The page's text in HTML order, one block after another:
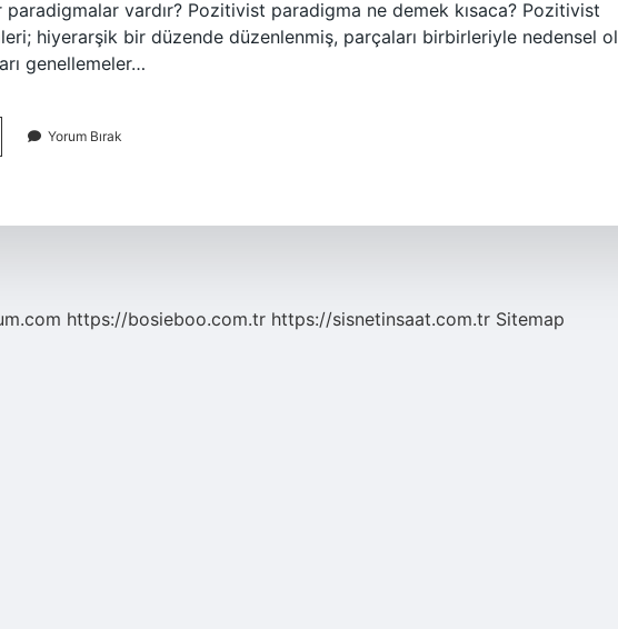
vardır? Pozitivist paradigma ne demek kısaca? Pozitivist
hiyerarşik bir düzende düzenlenmiş, parçaları birbirleriyle nedensel
genellemeler…
Yorum Bırak
https://bosieboo.com.tr https://sisnetinsaat.com.tr Sitemap